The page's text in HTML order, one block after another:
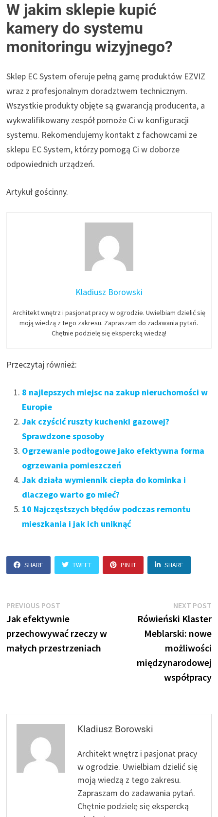
W jakim sklepie kupić
kamery do systemu
monitoringu wizyjnego?
Sklep EC System oferuje pełną gamę produktów EZVIZ
wraz z profesjonalnym doradztwem technicznym.
Wszystkie produkty objęte są gwarancją producenta, a
wykwalifikowany zespół pomoże Ci w konfiguracji
systemu. Rekomendujemy kontakt z fachowcami ze
sklepu EC System, którzy pomogą Ci w doborze
odpowiednich urządzeń.
Artykuł gościnny.
Kladiusz Borowski
Architekt wnętrz i pasjonat pracy w ogrodzie. Uwielbiam dzielić się
moją wiedzą z tego zakresu. Zapraszam do zadawania pytań.
Chętnie podzielę się ekspercką wiedzą!
Przeczytaj również:
8 najlepszych miejsc na zakup nieruchomości w
Europie
Jak czyścić ruszty kuchenki gazowej?
Sprawdzone sposoby
Ogrzewanie podłogowe jako efektywna forma
ogrzewania pomieszczeń
Jak działa wymiennik ciepła do kominka i
dlaczego warto go mieć?
10 Najczęstszych błędów podczas remontu
mieszkania i jak ich uniknąć
SHARE TWEET PIN IT SHARE
Nawigacja
wpisu
PREVIOUS POST
post:
Jak efektywnie
przechowywać rzeczy w
małych przestrzeniach
NEXT POST
Rówieński Klaster
Meblarski: nowe
możliwości
międzynarodowej
współpracy
Kladiusz Borowski
Architekt wnętrz i pasjonat pracy
w ogrodzie. Uwielbiam dzielić się
moją wiedzą z tego zakresu.
Zapraszam do zadawania pytań.
Chętnie podzielę się ekspercką